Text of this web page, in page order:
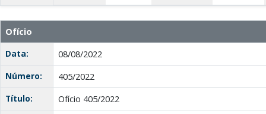
Ofício
Data:
08/08/2022
Número:
405/2022
Título:
Ofício 405/2022